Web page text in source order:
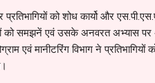
को शोध कार्यो और
को समझनें एवं उसके अनवरत अभ्यास पर
एवं मानीटरिंग विभाग ने